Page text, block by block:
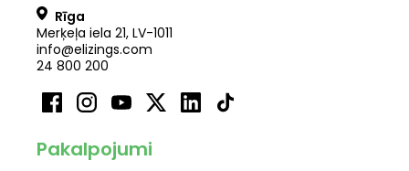
Rīga
Merķeļa iela 21, LV-1011
info@elizings.com
24 800 200
Pakalpojumi